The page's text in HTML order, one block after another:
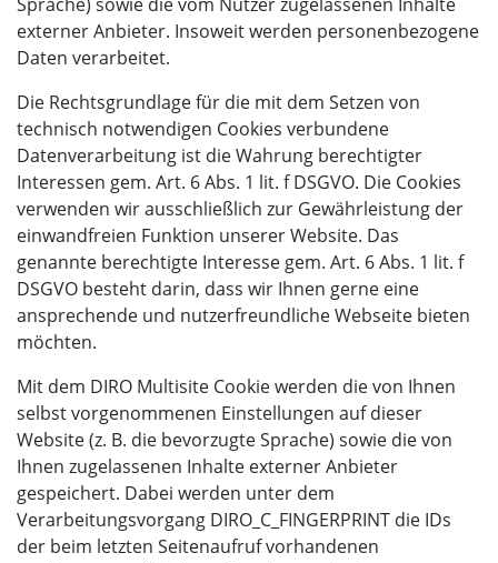
externer Anbieter. Insoweit werden personenbezogene
Daten verarbeitet.
Die Rechtsgrundlage für die mit dem Setzen von
technisch notwendigen Cookies verbundene
Datenverarbeitung ist die Wahrung berechtigter
Interessen gem. Art. 6 Abs. 1 lit. f DSGVO. Die Cookies
verwenden wir ausschließlich zur Gewährleistung der
einwandfreien Funktion unserer Website. Das
genannte berechtigte Interesse gem. Art. 6 Abs. 1 lit. f
DSGVO besteht darin, dass wir Ihnen gerne eine
ansprechende und nutzerfreundliche Webseite bieten
möchten.
Mit dem DIRO Multisite Cookie werden die von Ihnen
selbst vorgenommenen Einstellungen auf dieser
Website (z. B. die bevorzugte Sprache) sowie die von
Ihnen zugelassenen Inhalte externer Anbieter
gespeichert. Dabei werden unter dem
Verarbeitungsvorgang DIRO_C_FINGERPRINT die IDs
der beim letzten Seitenaufruf vorhandenen